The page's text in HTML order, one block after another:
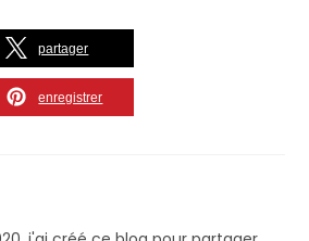
partager
enregistrer